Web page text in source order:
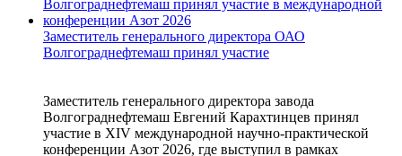
Заместитель генерального директора ОАО
Волгограднефтемаш принял участие
Заместитель генерального директора завода
Волгограднефтемаш Евгений Карахтинцев принял
участие в XIV международной научно-практической
конференции Азот 2026, где выступил в рамках